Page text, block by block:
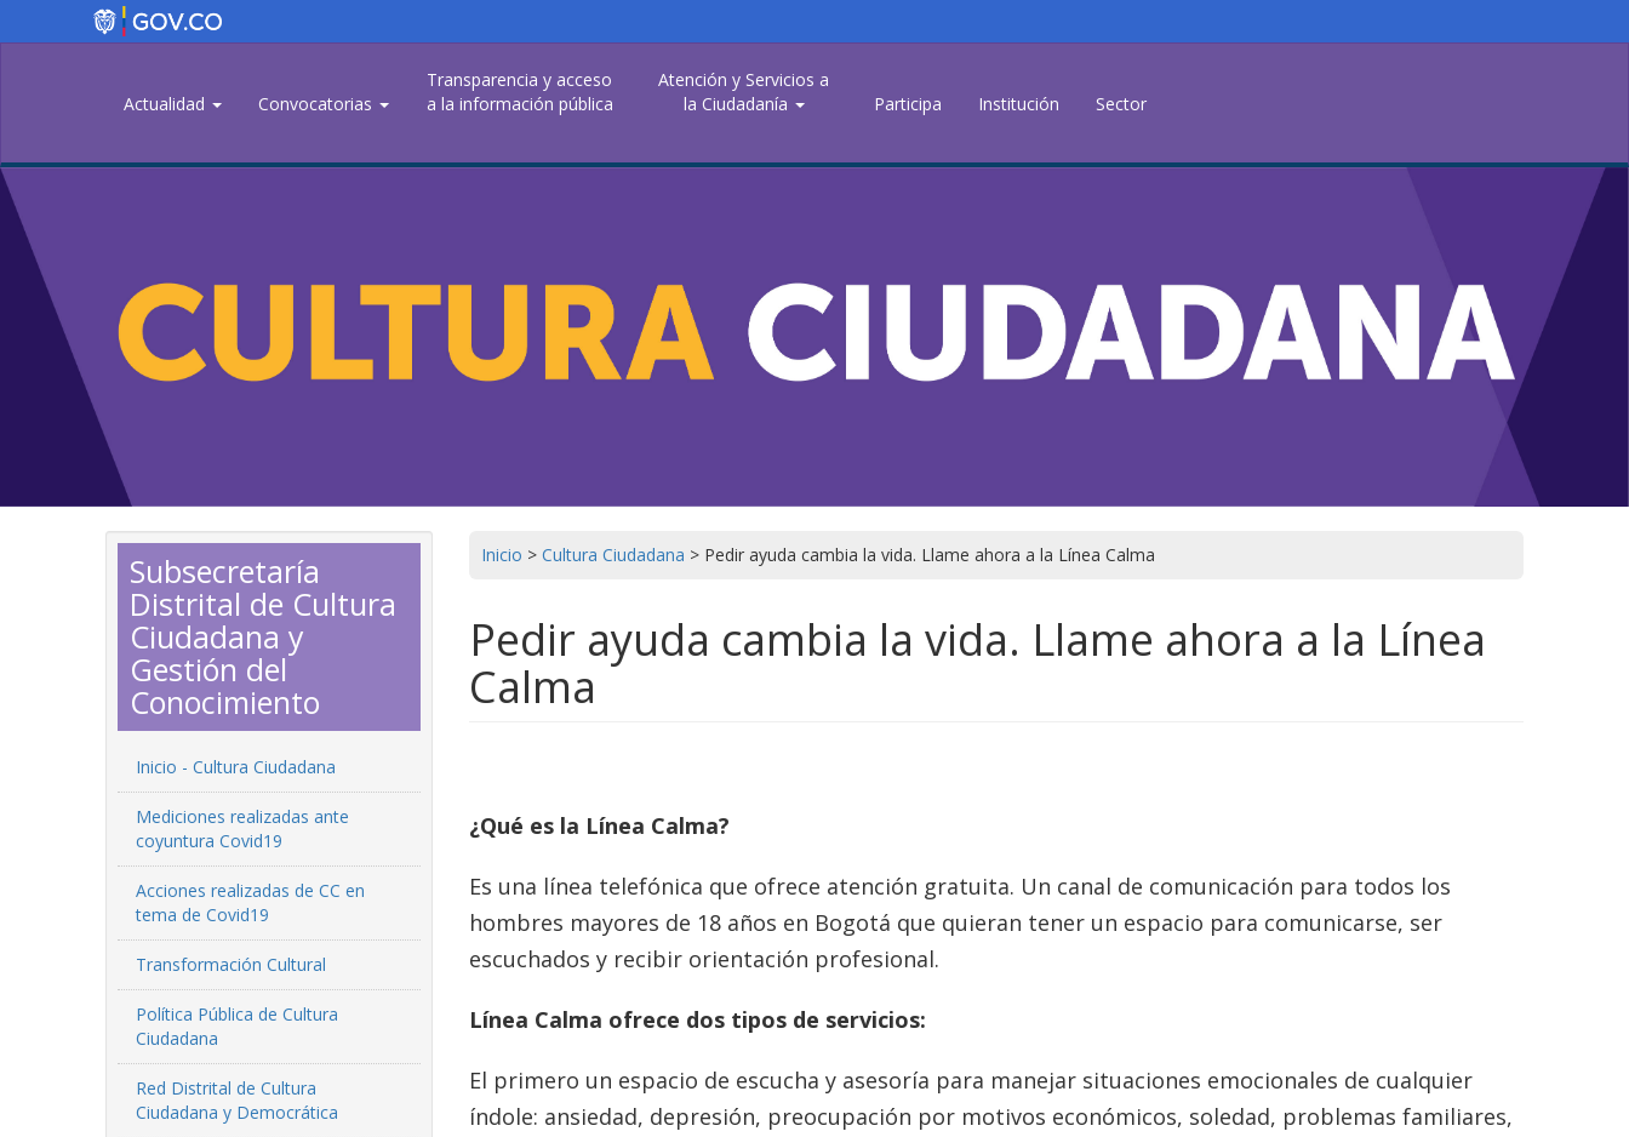
Actualidad
Convocatorias
Transparencia y acceso
a la información pública
Atención y Servicios a
la Ciudadanía
Participa Institución Sector
Subsecretaría
Distrital de Cultura
Ciudadana y
Gestión del
Conocimiento
Inicio - Cultura Ciudadana
Mediciones realizadas ante
coyuntura Covid19
Acciones realizadas de CC en
tema de Covid19
Transformación Cultural
Política Pública de Cultura
Ciudadana
Red Distrital de Cultura
Ciudadana y Democrática
Inicio > Cultura Ciudadana > Pedir ayuda cambia la vida. Llame ahora a la Línea Calma
Pedir ayuda cambia la vida. Llame ahora a la Línea
Calma
¿Qué es la Línea Calma?
Es una línea telefónica que ofrece atención gratuita. Un canal de comunicación para todos los
hombres mayores de 18 años en Bogotá que quieran tener un espacio para comunicarse, ser
escuchados y recibir orientación profesional.
Línea Calma ofrece dos tipos de servicios:
El primero un espacio de escucha y asesoría para manejar situaciones emocionales de cualquier
índole: ansiedad, depresión, preocupación por motivos económicos, soledad, problemas familiares,